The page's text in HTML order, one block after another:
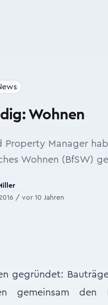
Wohnen
Manager
Wohnen (BfSW)
/ vor 10 Jahren
gegründet:
gemeinsam den